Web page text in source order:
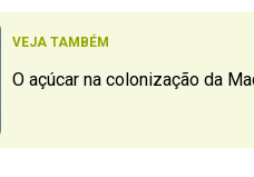
VEJA TAMBÉM
O açúcar na colonização da